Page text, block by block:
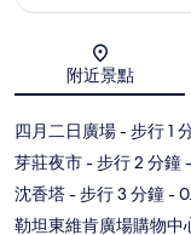
附近景點
四月二日廣場- 步行 1
芽莊夜市- 步行 2 分鐘
沈香塔- 步行 3 分鐘-
勒坦東維肯廣場購物中